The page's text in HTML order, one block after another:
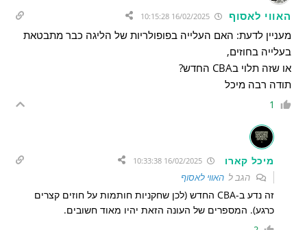
האווי לאסוף 16/02/2025 10:15:28
מעניין לדעת: האם העלייה בפופולריות של הליגה כבר מתבטאת
בעלייה בחוזים,
או שזה תלוי בCBA החדש?
תודה רבה מיכל
1
מיכל קארו
הגב להאווי לאסוף
זה נדע ב-CBA החדש (לכן שחקניות חותמות על חוזים קצרים
כרגע). המספרים של העונה הזאת יהיו מאוד חשובים.